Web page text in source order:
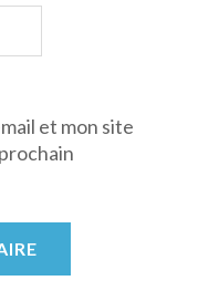
et mon site